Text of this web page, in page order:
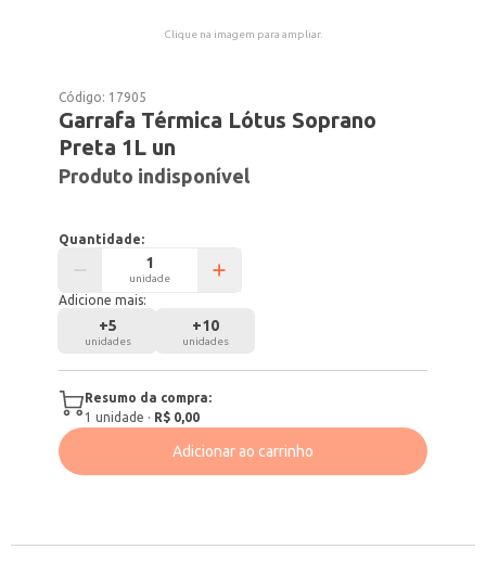
Clique na imagem para ampliar.
Código: 17905
Garrafa Térmica Lótus Soprano
Preta 1L un
Produto indisponível
Quantidade:
unidade
Adicione mais:
+5
unidades
+10
unidades
Resumo da compra:
1 unidade · R$ 0,00
Adicionar ao carrinho